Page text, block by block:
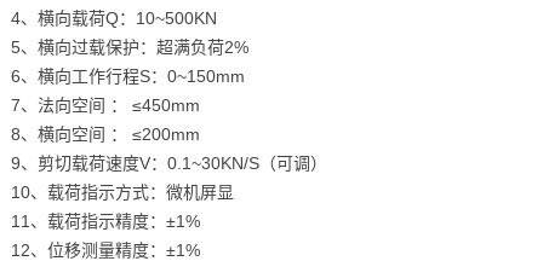
4、横向载荷Q：10~500KN
5、横向过载保护：超满负荷2%
6、横向工作行程S：0~150mm
7、法向空间 ： ≤450mm
8、横向空间 ： ≤200mm
9、剪切载荷速度V：0.1~30KN/S（可调）
10、载荷指示方式：微机屏显
11、载荷指示精度：±1%
12、位移测量精度：±1%